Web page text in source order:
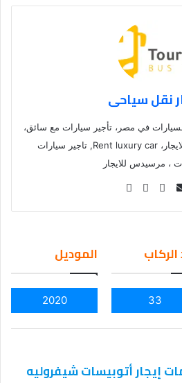
نقل سياحى
في مصر، تأجير سيارات مع سائق،
إيجار سيارات، سيارات للايجار، Rent luxury car, تاجير سيارات
، مرسيدس للايجار
Se
ail
33
الموديل
2020
إيجار أتوبيسات شيفروليه